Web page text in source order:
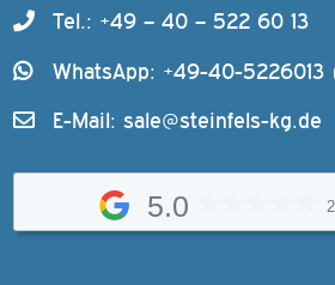
Tel.: +49 – 40 – 522 60 13
WhatsApp: +49-40-5226013
E-Mail: sale@steinfels-kg.de
5.0